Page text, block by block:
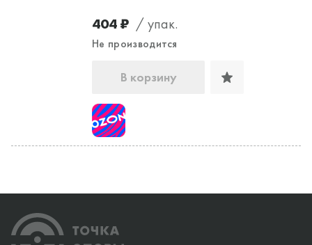
404 ₽ / упак.
Не производится
В корзину